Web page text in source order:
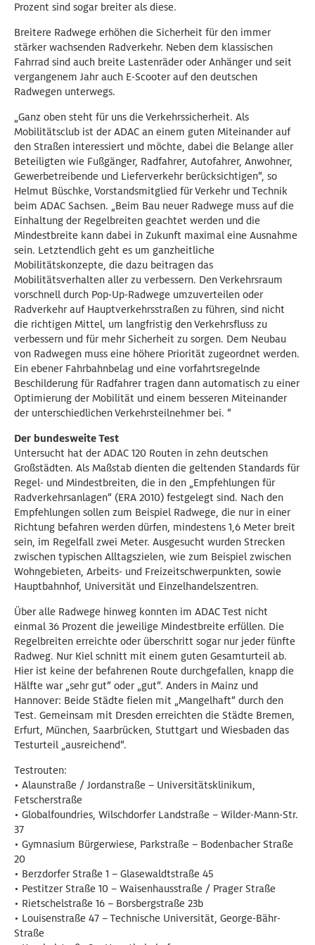
Prozent sind sogar breiter als diese.
Breitere Radwege erhöhen die Sicherheit für den immer
stärker wachsenden Radverkehr. Neben dem klassischen
Fahrrad sind auch breite Lastenräder oder Anhänger und seit
vergangenem Jahr auch E-Scooter auf den deutschen
Radwegen unterwegs.
„Ganz oben steht für uns die Verkehrssicherheit. Als
Mobilitätsclub ist der ADAC an einem guten Miteinander auf
den Straßen interessiert und möchte, dabei die Belange aller
Beteiligten wie Fußgänger, Radfahrer, Autofahrer, Anwohner,
Gewerbetreibende und Lieferverkehr berücksichtigen“, so
Helmut Büschke, Vorstandsmitglied für Verkehr und Technik
beim ADAC Sachsen. „Beim Bau neuer Radwege muss auf die
Einhaltung der Regelbreiten geachtet werden und die
Mindestbreite kann dabei in Zukunft maximal eine Ausnahme
sein. Letztendlich geht es um ganzheitliche
Mobilitätskonzepte, die dazu beitragen das
Mobilitätsverhalten aller zu verbessern. Den Verkehrsraum
vorschnell durch Pop-Up-Radwege umzuverteilen oder
Radverkehr auf Hauptverkehrsstraßen zu führen, sind nicht
die richtigen Mittel, um langfristig den Verkehrsfluss zu
verbessern und für mehr Sicherheit zu sorgen. Dem Neubau
von Radwegen muss eine höhere Priorität zugeordnet werden.
Ein ebener Fahrbahnbelag und eine vorfahrtsregelnde
Beschilderung für Radfahrer tragen dann automatisch zu einer
Optimierung der Mobilität und einem besseren Miteinander
der unterschiedlichen Verkehrsteilnehmer bei. “
Der bundesweite Test
Untersucht hat der ADAC 120 Routen in zehn deutschen
Großstädten. Als Maßstab dienten die geltenden Standards für
Regel- und Mindestbreiten, die in den „Empfehlungen für
Radverkehrsanlagen“ (ERA 2010) festgelegt sind. Nach den
Empfehlungen sollen zum Beispiel Radwege, die nur in einer
Richtung befahren werden dürfen, mindestens 1,6 Meter breit
sein, im Regelfall zwei Meter. Ausgesucht wurden Strecken
zwischen typischen Alltagszielen, wie zum Beispiel zwischen
Wohngebieten, Arbeits- und Freizeitschwerpunkten, sowie
Hauptbahnhof, Universität und Einzelhandelszentren.
Über alle Radwege hinweg konnten im ADAC Test nicht
einmal 36 Prozent die jeweilige Mindestbreite erfüllen. Die
Regelbreiten erreichte oder überschritt sogar nur jeder fünfte
Radweg. Nur Kiel schnitt mit einem guten Gesamturteil ab.
Hier ist keine der befahrenen Route durchgefallen, knapp die
Hälfte war „sehr gut“ oder „gut“. Anders in Mainz und
Hannover: Beide Städte fielen mit „Mangelhaft“ durch den
Test. Gemeinsam mit Dresden erreichten die Städte Bremen,
Erfurt, München, Saarbrücken, Stuttgart und Wiesbaden das
Testurteil „ausreichend“.
Testrouten:
• Alaunstraße / Jordanstraße – Universitätsklinikum,
Fetscherstraße
• Globalfoundries, Wilschdorfer Landstraße – Wilder-Mann-Str.
37
• Gymnasium Bürgerwiese, Parkstraße – Bodenbacher Straße
20
• Berzdorfer Straße 1 – Glasewaldtstraße 45
• Pestitzer Straße 10 – Waisenhausstraße / Prager Straße
• Rietschelstraße 16 – Borsbergstraße 23b
• Louisenstraße 47 – Technische Universität, George-Bähr-
Straße